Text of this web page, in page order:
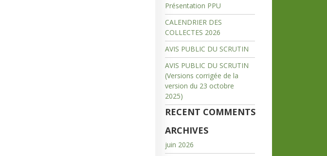
Présentation PPU
CALENDRIER DES
COLLECTES 2026
AVIS PUBLIC DU SCRUTIN
AVIS PUBLIC DU SCRUTIN
(Versions corrigée de la
version du 23 octobre
2025)
RECENT COMMENTS
ARCHIVES
juin 2026